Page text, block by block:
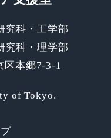
究科・工学部
究科・理学部
区本郷7-3-1
of Tokyo.